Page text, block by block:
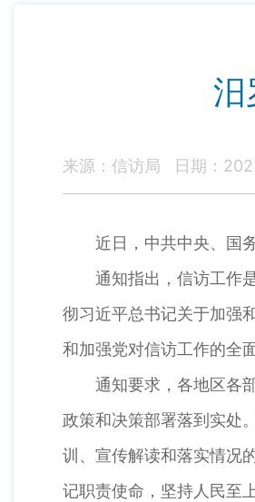
汨
来源：信访局 日期：
近日，中共中央、国
通知指出，信访工作
彻习近平总书记关于加强
和加强党对信访工作的全
通知要求，各地区各
政策和决策部署落到实处
训、宣传解读和落实情况
记职责使命，坚持人民至